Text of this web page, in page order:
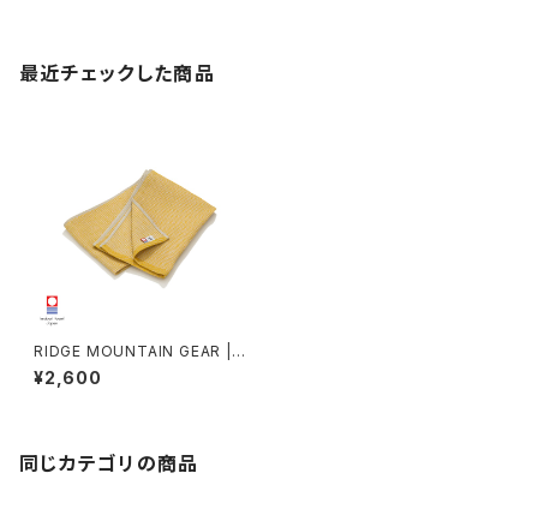
最近チェックした商品
RIDGE MOUNTAIN GEAR |
Waffle Neck Wrap Towel
¥2,600
同じカテゴリの商品